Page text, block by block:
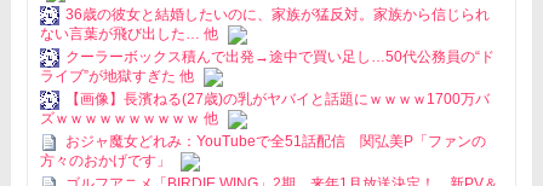
36歳の彼女と結婚したいのに、家族が猛反対。家族から信じられ
ない言葉が飛び出した… 他
クーラーボックス積んで出発→途中で買い足し…50代公務員の“ド
ライブ”が地獄すぎた 他
【画像】長濱ねる(27歳)の乳がヤバイと話題にｗｗｗｗ1700万バ
ズｗｗｗｗｗｗｗｗｗｗ 他
おジャ魔女どれみ：YouTubeで全51話配信 関弘美P「ファンの
方々のおかげです」